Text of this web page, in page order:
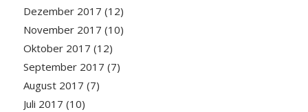
Dezember 2017 (12)
November 2017 (10)
Oktober 2017 (12)
September 2017 (7)
August 2017 (7)
Juli 2017 (10)